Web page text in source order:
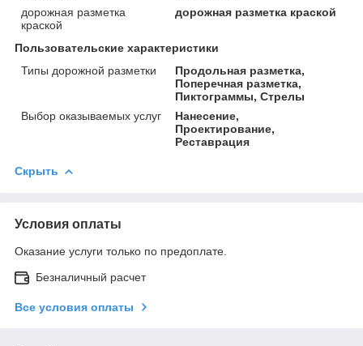
дорожная разметка
краской
дорожная разметка краской
Пользовательские характеристики
Типы дорожной разметки
Продольная разметка,
Поперечная разметка,
Пиктограммы, Стрелы
Выбор оказываемых услуг
Нанесение,
Проектирование,
Реставрация
Скрыть
Условия оплаты
Оказание услуги только по предоплате.
Безналичный расчет
Все условия оплаты